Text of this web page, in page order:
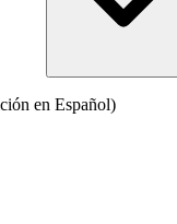
en Español)